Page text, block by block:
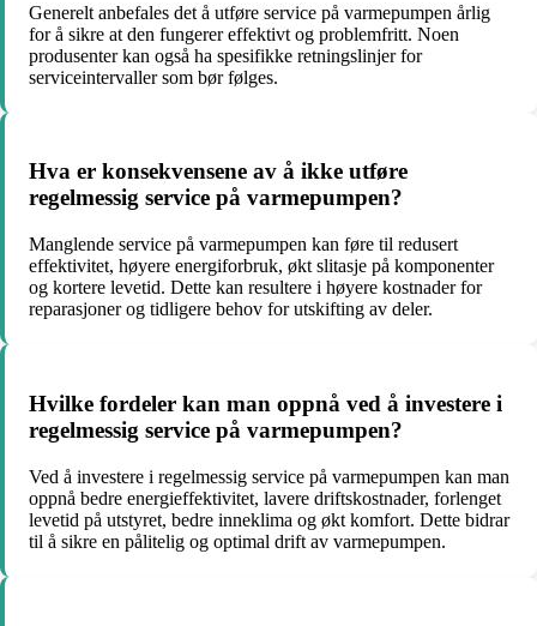
Generelt anbefales det å utføre service på varmepumpen årlig
for å sikre at den fungerer effektivt og problemfritt. Noen
produsenter kan også ha spesifikke retningslinjer for
serviceintervaller som bør følges.
Hva er konsekvensene av å ikke utføre
regelmessig service på varmepumpen?
Manglende service på varmepumpen kan føre til redusert
effektivitet, høyere energiforbruk, økt slitasje på komponenter
og kortere levetid. Dette kan resultere i høyere kostnader for
reparasjoner og tidligere behov for utskifting av deler.
Hvilke fordeler kan man oppnå ved å investere i
regelmessig service på varmepumpen?
Ved å investere i regelmessig service på varmepumpen kan man
oppnå bedre energieffektivitet, lavere driftskostnader, forlenget
levetid på utstyret, bedre inneklima og økt komfort. Dette bidrar
til å sikre en pålitelig og optimal drift av varmepumpen.